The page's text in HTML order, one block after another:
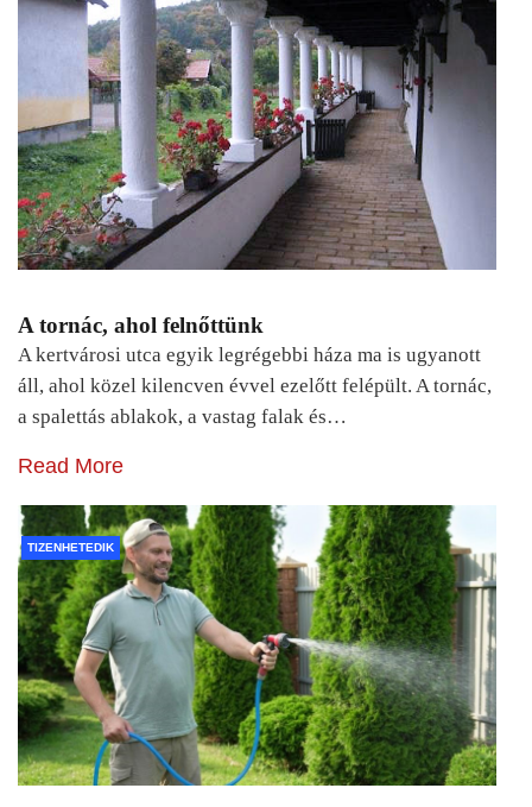
A tornác, ahol felnőttünk
A kertvárosi utca egyik legrégebbi háza ma is ugyanott
áll, ahol közel kilencven évvel ezelőtt felépült. A tornác,
a spalettás ablakok, a vastag falak és…
Read More
TIZENHETEDIK